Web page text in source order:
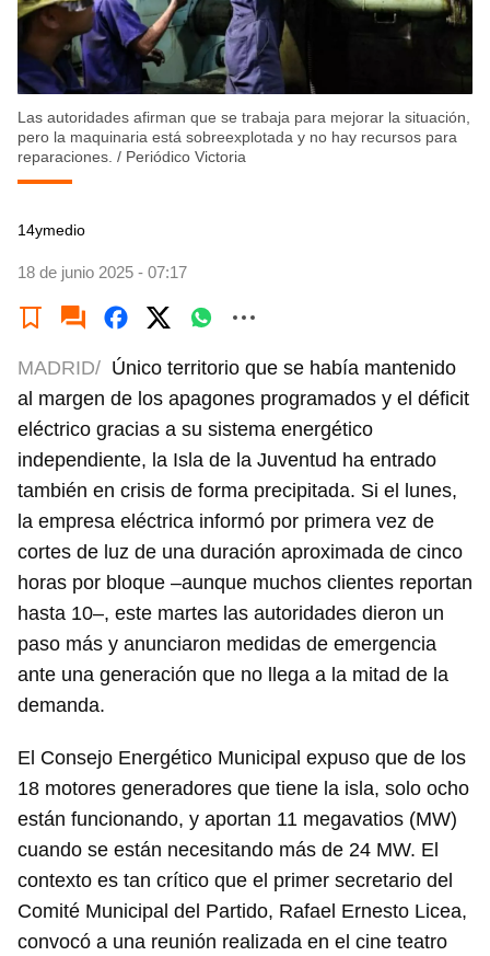
Las autoridades afirman que se trabaja para mejorar la situación,
pero la maquinaria está sobreexplotada y no hay recursos para
reparaciones. / Periódico Victoria
14ymedio
18 de junio 2025 - 07:17
MADRID/ Único territorio que se había mantenido
al margen de los apagones programados y el déficit
eléctrico gracias a su sistema energético
independiente, la Isla de la Juventud ha entrado
también en crisis de forma precipitada. Si el lunes,
la empresa eléctrica informó por primera vez de
cortes de luz de una duración aproximada de cinco
horas por bloque –aunque muchos clientes reportan
hasta 10–, este martes las autoridades dieron un
paso más y anunciaron medidas de emergencia
ante una generación que no llega a la mitad de la
demanda.
El Consejo Energético Municipal expuso que de los
18 motores generadores que tiene la isla, solo ocho
están funcionando, y aportan 11 megavatios (MW)
cuando se están necesitando más de 24 MW. El
contexto es tan crítico que el primer secretario del
Comité Municipal del Partido, Rafael Ernesto Licea,
convocó a una reunión realizada en el cine teatro